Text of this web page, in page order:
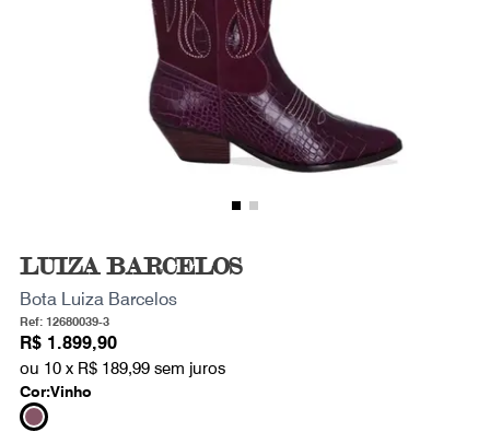
LUIZA BARCELOS
Bota Luiza Barcelos
Ref: 12680039-3
R$ 1.899,90
ou 10 x R$ 189,99 sem juros
Cor:Vinho